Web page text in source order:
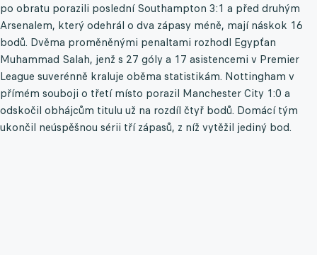
po obratu porazili poslední Southampton 3:1 a před druhým
Arsenalem, který odehrál o dva zápasy méně, mají náskok 16
bodů. Dvěma proměněnými penaltami rozhodl Egypťan
Muhammad Salah, jenž s 27 góly a 17 asistencemi v Premier
League suverénně kraluje oběma statistikám. Nottingham v
přímém souboji o třetí místo porazil Manchester City 1:0 a
odskočil obhájcům titulu už na rozdíl čtyř bodů. Domácí tým
ukončil neúspěšnou sérii tří zápasů, z níž vytěžil jediný bod.